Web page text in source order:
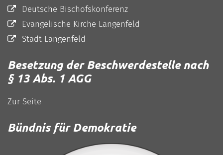
Deutsche Bischofskonferenz
Evangelische Kirche Langenfeld
Stadt Langenfeld
Besetzung der Beschwerdestelle nach
§ 13 Abs. 1 AGG
Zur Seite
Bündnis für Demokratie